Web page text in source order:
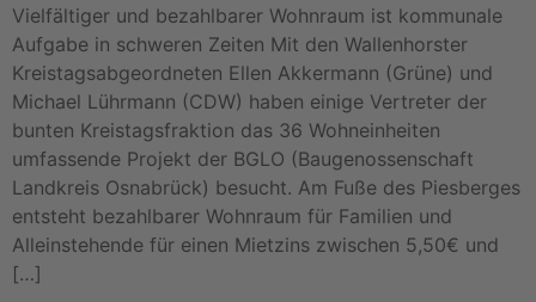
Vielfältiger und bezahlbarer Wohnraum ist kommunale
Aufgabe in schweren Zeiten Mit den Wallenhorster
Kreistagsabgeordneten Ellen Akkermann (Grüne) und
Michael Lührmann (CDW) haben einige Vertreter der
bunten Kreistagsfraktion das 36 Wohneinheiten
umfassende Projekt der BGLO (Baugenossenschaft
Landkreis Osnabrück) besucht. Am Fuße des Piesberges
entsteht bezahlbarer Wohnraum für Familien und
Alleinstehende für einen Mietzins zwischen 5,50€ und
[…]